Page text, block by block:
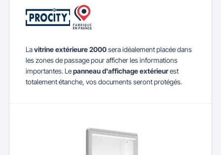
Lavitrine extérieure 2000sera idéalement placée dans
les zones de passage pour afficher les informations
importantes. Lepanneau d'affichage extérieurest
totalement étanche, vos documents seront protégés.